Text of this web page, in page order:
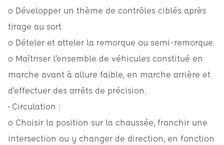
o Développer un thème de contrôles ciblés après
tirage au sort
o Dételer et atteler la remorque ou semi-remorque.
o Maîtriser l’ensemble de véhicules constitué en
marche avant à allure faible, en marche arrière et
d’effectuer des arrêts de précision.
• Circulation :
o Choisir la position sur la chaussée, franchir une
intersection ou y changer de direction, en fonction